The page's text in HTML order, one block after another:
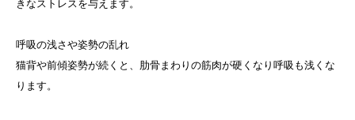
きなストレスを与えます。
呼吸の浅さや姿勢の乱れ
猫背や前傾姿勢が続くと、肋骨まわりの筋肉が硬くなり呼吸も浅くな
ります。